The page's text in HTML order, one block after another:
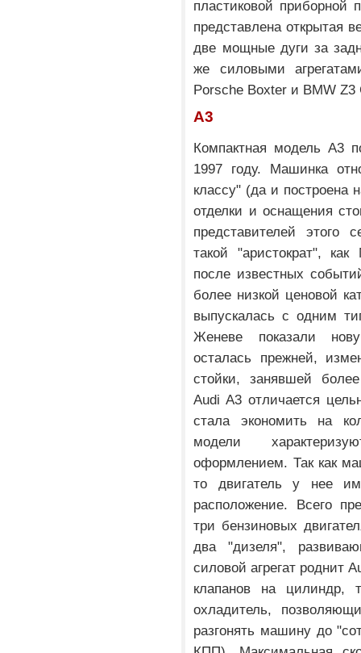
пластиковой
представлена открытая
две мощные дуги за
же силовыми
Porsche Boxter и BMW Z3
A3
Компактная модель A3
1997 году. Машинка
классу" (да и построена
отделки и оснащения
представителей этого
такой "аристократ",
после известных
более низкой ценовой
выпускалась с одним
Женеве показали
осталась прежней,
стойки, занявшей
Audi A3 отличается
стала экономить на
модели
оформлением. Так как
то двигатель у нее
расположение. Всего
три бензиновых
два "дизеля",
силовой агрегат роднит
клапанов на цилиндр,
охладитель,
разгонять машину до